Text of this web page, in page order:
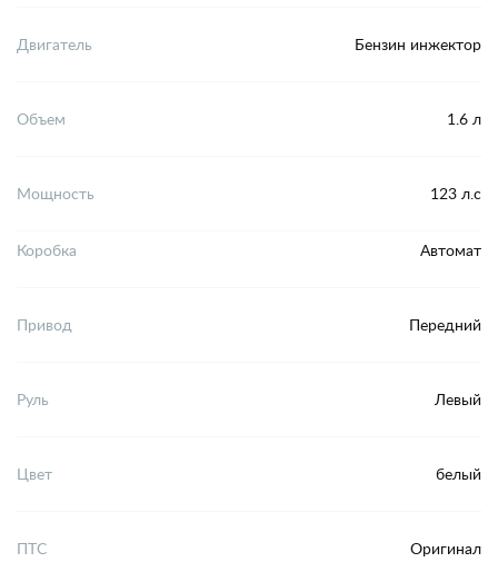
Двигатель Бензин инжектор
Объем 1.6 л
Мощность 123 л.с
Коробка Автомат
Привод Передний
Руль Левый
Цвет белый
ПТС Оригинал